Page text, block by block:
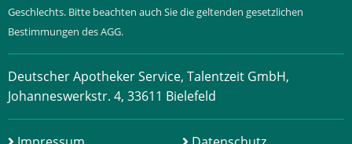
Geschlechts. Bitte beachten auch Sie die geltenden gesetzlichen
Bestimmungen des AGG.
Deutscher Apotheker Service, Talentzeit GmbH,
Johanneswerkstr. 4, 33611 Bielefeld